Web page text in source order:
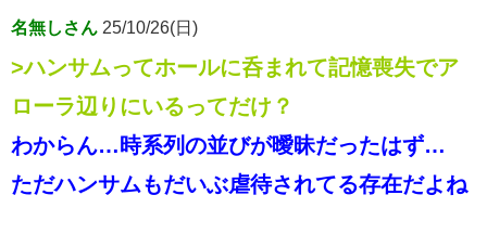
名無しさん 25/10/26(日)
>ハンサムってホールに呑まれて記憶喪失でア
ローラ辺りにいるってだけ？
わからん…時系列の並びが曖昧だったはず…
ただハンサムもだいぶ虐待されてる存在だよね